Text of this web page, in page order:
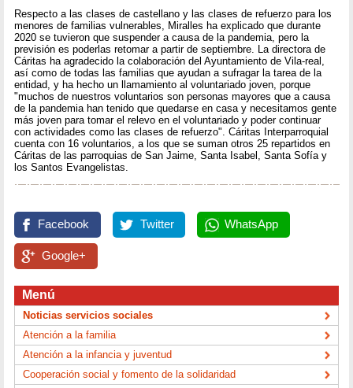
Respecto a las clases de castellano y las clases de refuerzo para los
menores de familias vulnerables, Miralles ha explicado que durante
2020 se tuvieron que suspender a causa de la pandemia, pero la
previsión es poderlas retomar a partir de septiembre. La directora de
Cáritas ha agradecido la colaboración del Ayuntamiento de Vila-real,
así como de todas las familias que ayudan a sufragar la tarea de la
entidad, y ha hecho un llamamiento al voluntariado joven, porque
"muchos de nuestros voluntarios son personas mayores que a causa
de la pandemia han tenido que quedarse en casa y necesitamos gente
más joven para tomar el relevo en el voluntariado y poder continuar
con actividades como las clases de refuerzo". Cáritas Interparroquial
cuenta con 16 voluntarios, a los que se suman otros 25 repartidos en
Cáritas de las parroquias de San Jaime, Santa Isabel, Santa Sofía y
los Santos Evangelistas.
Facebook Twitter WhatsApp
Google+
Menú
Noticias servicios sociales
Atención a la familia
Atención a la infancia y juventud
Cooperación social y fomento de la solidaridad